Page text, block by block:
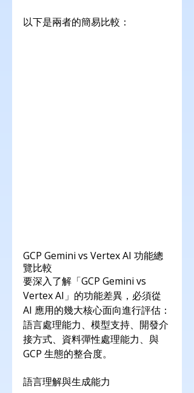
以下是兩者的簡易比較：
GCP Gemini vs Vertex AI 功能總
覽比較
要深入了解「GCP Gemini vs
Vertex AI」的功能差異，必須從
AI 應用的幾大核心面向進行評估：
語言處理能力、模型支持、開發介
接方式、資料彈性處理能力、與
GCP 生態的整合度。
語言理解與生成能力